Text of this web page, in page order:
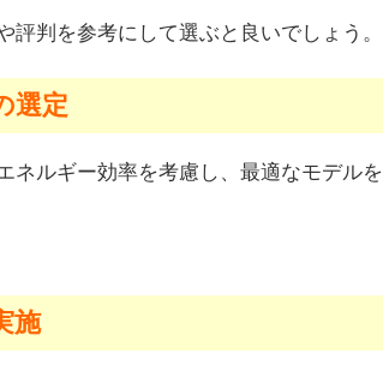
判を参考にして選ぶと良いでしょう。
選定
ネルギー効率を考慮し、最適なモデルを
施